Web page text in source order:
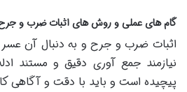
گام های عملی و روش های اثبات ضرب و جرح
اثبات ضرب و جرح و به دنبال آن عسر
نیازمند جمع آوری دقیق و مستند
پیچیده است و باید با دقت و آگاهی